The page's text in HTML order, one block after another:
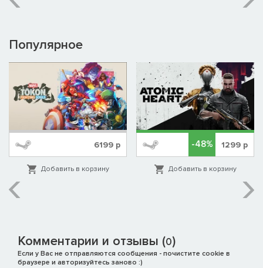
Популярное
6199 р
Добавить в корзину
-48% 1299 р
Добавить в корзину
Комментарии и отзывы (0)
Если у Вас не отправляются сообщения - почистите cookie в
браузере и авторизуйтесь заново :)